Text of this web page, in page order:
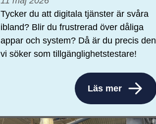
Tycker du att digitala tjänster är svåra
ibland? Blir du frustrerad över dåliga
appar och system? Då är du precis den
vi söker som tillgänglighetstestare!
Läs mer